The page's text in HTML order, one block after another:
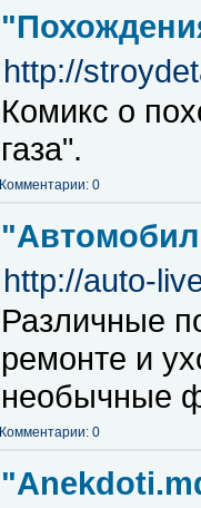
http://
Комикс о
газа".
Комментарии: 0
http://auto-
Различные
ремонте и
необычные
Комментарии: 0